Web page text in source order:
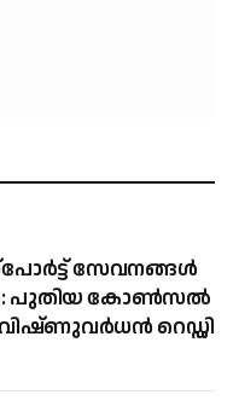
സേവനങ്ങൾ
പുതിയ കോൺസൽ
റെഡ്ഡി